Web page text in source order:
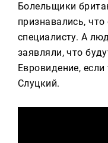
Болельщики
признавались,
специалисту. А
заявляли, что
Евровидение,
Слуцкий.